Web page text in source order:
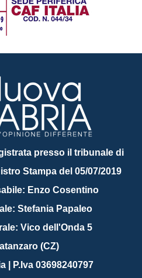
presso il tribunale di
Stampa del 05/07/2019
Enzo Cosentino
Stefania Papaleo
Vico dell'Onda 5
(CZ)
| P.Iva 03698240797